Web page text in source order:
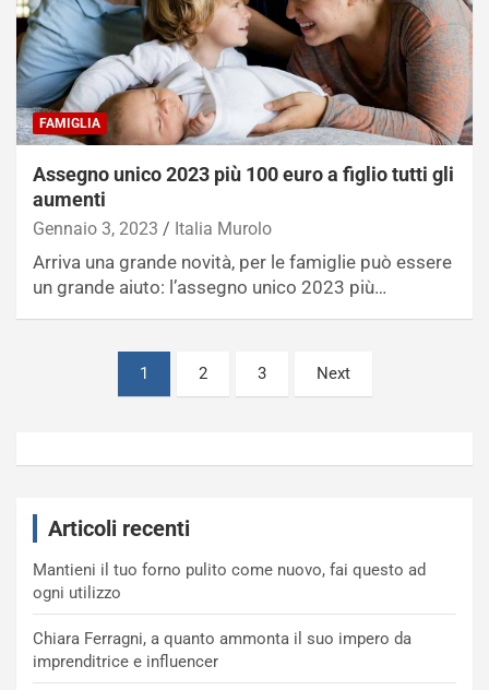
FAMIGLIA
Assegno unico 2023 più 100 euro a figlio tutti gli
aumenti
Gennaio 3, 2023 Italia Murolo
Arriva una grande novità, per le famiglie può essere
un grande aiuto: l’assegno unico 2023 più…
Paginazione
1 2 3 Next
Articoli recenti
Mantieni il tuo forno pulito come nuovo, fai questo ad
ogni utilizzo
Chiara Ferragni, a quanto ammonta il suo impero da
imprenditrice e influencer